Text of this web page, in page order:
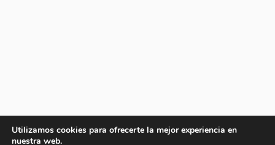
Utilizamos cookies para ofrecerte la mejor experiencia en
nuestra web.